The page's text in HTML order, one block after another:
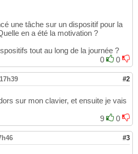
une tâche sur un dispositif pour la
en a été la motivation ?
tout au long de la journée ?
0
0
#2
sur mon clavier, et ensuite je vais
9
0
#3